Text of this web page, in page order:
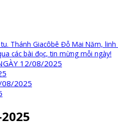
Thánh Giacôbê Đỗ Mai Năm,
các bài đọc, tin mừng mỗi ngày!
12/08/2025
08/2025